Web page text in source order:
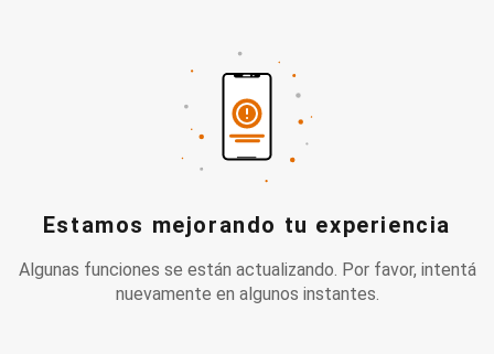
Estamos mejorando tu experiencia
Algunas funciones se están actualizando. Por favor, intentá
nuevamente en algunos instantes.